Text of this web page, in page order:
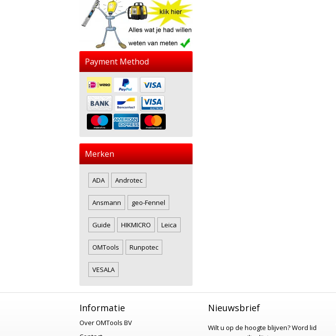
Payment Method
Merken
ADA Androtec
Ansmann geo-Fennel
Guide HIKMICRO Leica
OMTools Runpotec
VESALA
Informatie
Over OMTools BV
Nieuwsbrief
Wilt u op de hoogte blijven?Word lid